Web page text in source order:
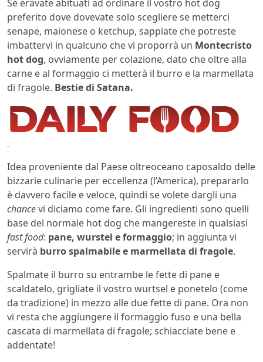
Se eravate abituati ad ordinare il vostro hot dog
preferito dove dovevate solo scegliere se metterci
senape, maionese o ketchup, sappiate che potreste
imbattervi in qualcuno che vi proporrà un Montecristo
hot dog, ovviamente per colazione, dato che oltre alla
carne e al formaggio ci metterà il burro e la marmellata
di fragole. Bestie di Satana.
.
Idea proveniente dal Paese oltreoceano caposaldo delle
bizzarie culinarie per eccellenza (l’America), prepararlo
è davvero facile e veloce, quindi se volete dargli una
chancevi diciamo come fare. Gli ingredienti sono quelli
base del normale hot dog che mangereste in qualsiasi
fast food: pane, wurstel e formaggio; in aggiunta vi
servirà burro spalmabile e marmellata di fragole.
Spalmate il burro su entrambe le fette di pane e
scaldatelo, grigliate il vostro wurtsel e ponetelo (come
da tradizione) in mezzo alle due fette di pane. Ora non
vi resta che aggiungere il formaggio fuso e una bella
cascata di marmellata di fragole; schiacciate bene e
addentate!